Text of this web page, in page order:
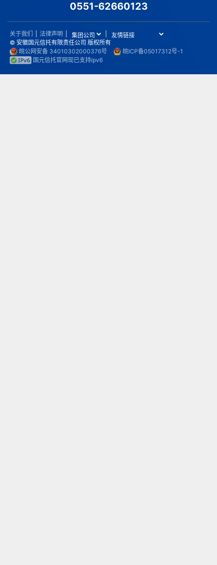
0551-62660123
关于我们 法律声明
© 安徽国元信托有限责任公司 版权所有
皖公网安备 34010302000376号
皖ICP备05017312号-1
国元信托官网现已支持ipv6